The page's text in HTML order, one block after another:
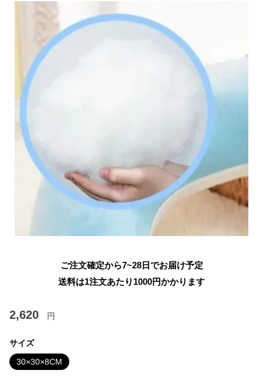
ご注文確定から7~28日でお届け予定
送料は1注文あたり 1000円かかります
2,620 円
サイズ
30×30×8CM